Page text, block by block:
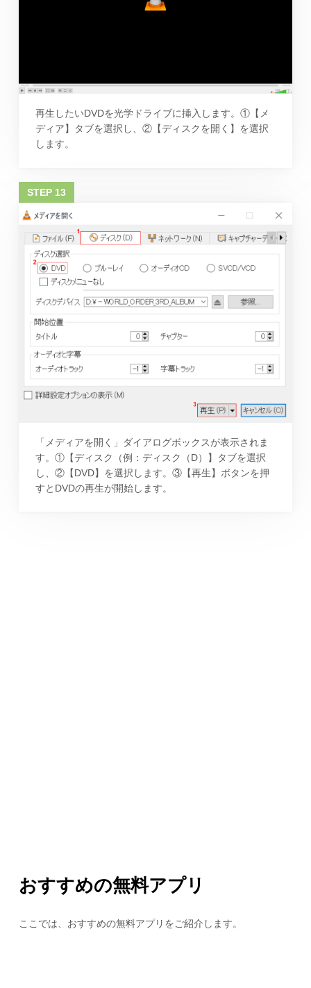
再生したいDVDを光学ドライブに挿入します。①【メ
ディア】タブを選択し、②【ディスクを開く】を選択
します。
「メディアを開く」ダイアログボックスが表示されま
す。①【ディスク（例：ディスク（D）】タブを選択
し、②【DVD】を選択します。③【再生】ボタンを押
すとDVDの再生が開始します。
おすすめの無料アプリ
ここでは、おすすめの無料アプリをご紹介します。